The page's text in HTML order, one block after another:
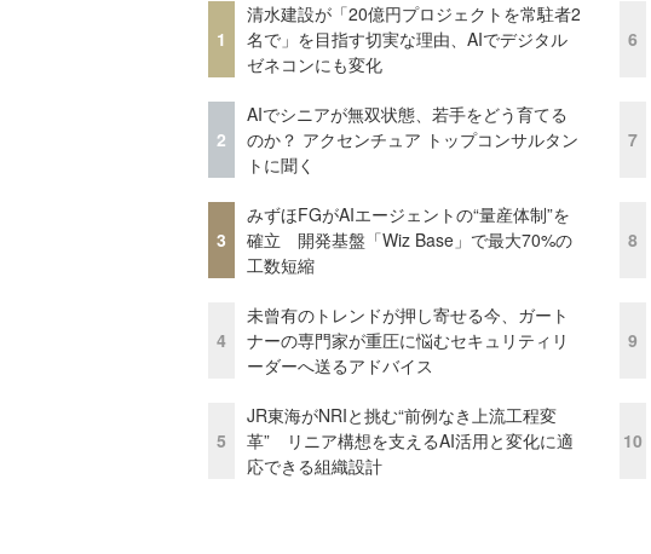
1
清水建設が「20億円プロジェクトを常駐者2
名で」を目指す切実な理由、AIでデジタル
ゼネコンにも変化
2
AIでシニアが無双状態、若手をどう育てる
のか？ アクセンチュア トップコンサルタン
トに聞く
3
みずほFGがAIエージェントの“量産体制”を
確立 開発基盤「Wiz Base」で最大70%の
工数短縮
4
未曾有のトレンドが押し寄せる今、ガート
ナーの専門家が重圧に悩むセキュリティリ
ーダーへ送るアドバイス
5
JR東海がNRIと挑む“前例なき上流工程変
革” リニア構想を支えるAI活用と変化に適
応できる組織設計
6
7
8
9
10